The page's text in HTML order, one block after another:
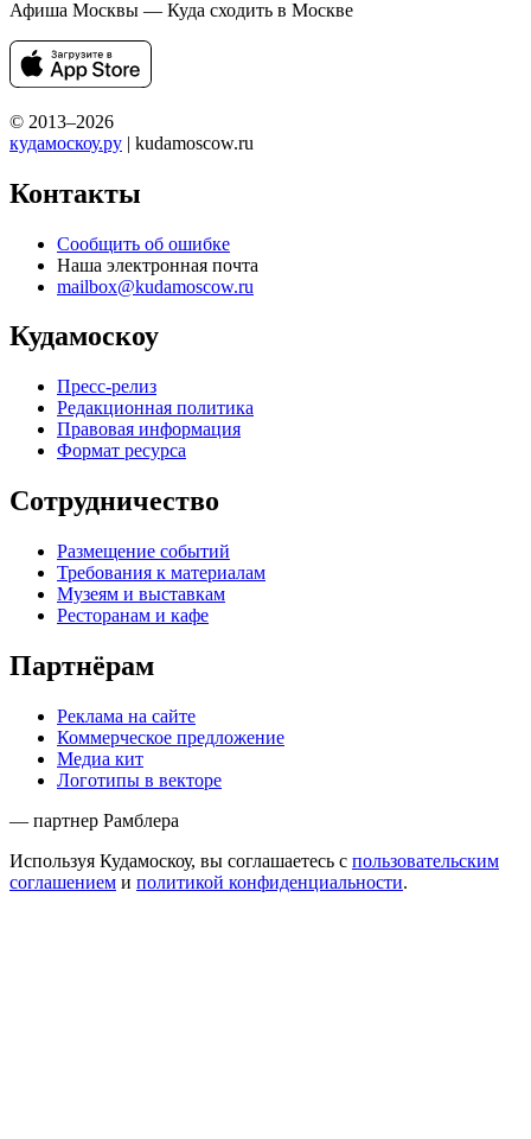
Афиша Москвы — Куда сходить в Москве
© 2013–2026
кудамоскоу.ру | kudamoscow.ru
Контакты
Сообщить об ошибке
Наша электронная почта
mailbox@kudamoscow.ru
Кудамоскоу
Пресс-релиз
Редакционная политика
Правовая информация
Формат ресурса
Сотрудничество
Размещение событий
Требования к материалам
Музеям и выставкам
Ресторанам и кафе
Партнёрам
Реклама на сайте
Коммерческое предложение
Медиа кит
Логотипы в векторе
— партнер Рамблера
Используя Кудамоскоу, вы соглашаетесь с пользовательским
соглашением и политикой конфиденциальности.